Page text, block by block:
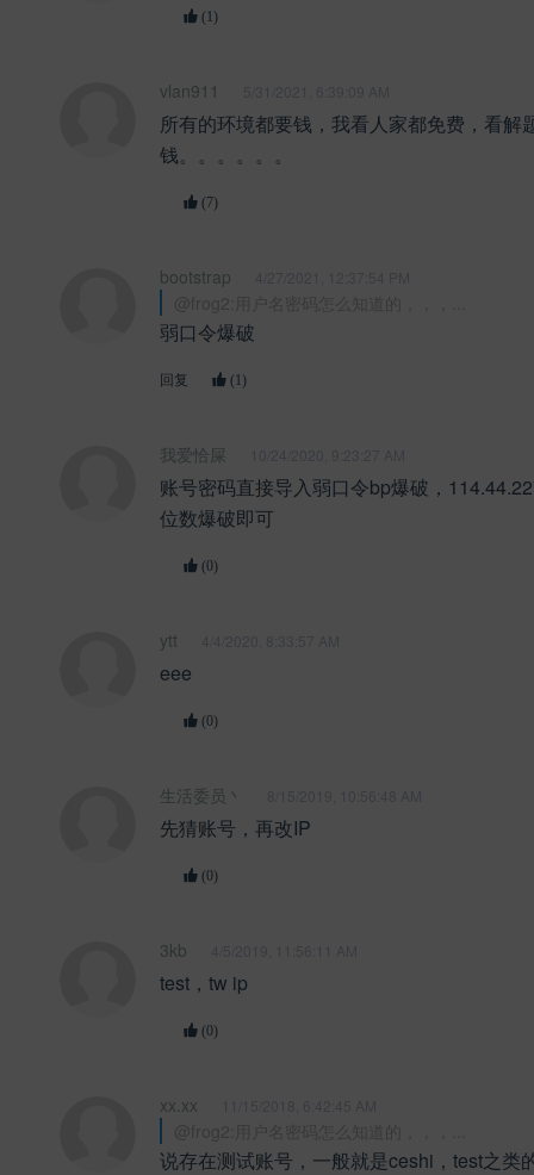
(1)
vlan911
所有的环境都要钱，我看人家都免费，看解
钱。。。。。。
(7)
bootstrap
弱口令爆破
回复 (1)
我爱恰屎
账号密码直接导入弱口令bp爆破，
位数爆破即可
(0)
ytt
eee
(0)
生活委员丶
先猜账号，再改IP
(0)
3kb
test，tw ip
(0)
xx.xx
说存在测试账号，一般就是ceshi，test之类